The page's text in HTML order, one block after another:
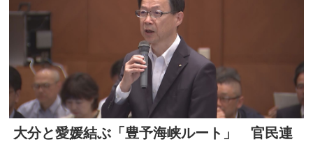
大分と愛媛結ぶ「豊予海峡ルート」 官民連